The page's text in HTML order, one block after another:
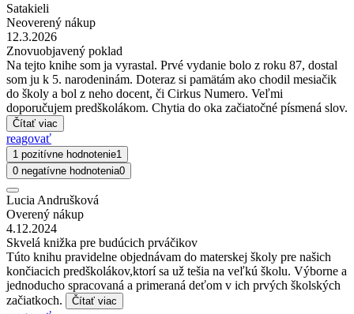
Satakieli
Neoverený nákup
12.3.2026
Znovuobjavený poklad
Na tejto knihe som ja vyrastal. Prvé vydanie bolo z roku 87, dostal
som ju k 5. narodeninám. Doteraz si pamätám ako chodil mesiačik
do školy a bol z neho docent, či Cirkus Numero. Veľmi
doporučujem predškolákom. Chytia do oka začiatočné písmená slov.
Čítať viac
reagovať
1 pozitívne hodnotenie1
0 negatívne hodnotenia0
Lucia Andrušková
Overený nákup
4.12.2024
Skvelá knižka pre budúcich prváčikov
Túto knihu pravidelne objednávam do materskej školy pre našich
končiacich predškolákov,ktorí sa už tešia na veľkú školu. Výborne a
jednoducho spracovaná a primeraná deťom v ich prvých školských
začiatkoch.
Čítať viac